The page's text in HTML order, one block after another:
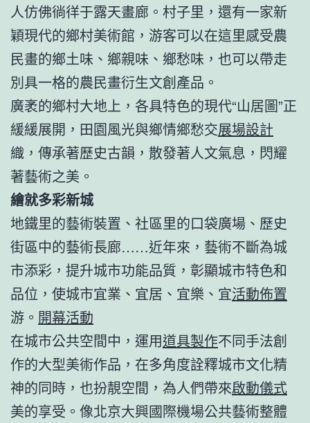
人仿佛徜徉于露天畫廊。村子里，還有一家新
穎現代的鄉村美術館，游客可以在這里感受農
民畫的鄉土味、鄉親味、鄉愁味，也可以帶走
別具一格的農民畫衍生文創產品。
廣袤的鄉村大地上，各具特色的現代“山居圖”正
緩緩展開，田園風光與鄉情鄉愁交展場設計
織，傳承著歷史古韻，散發著人文氣息，閃耀
著藝術之美。
繪就多彩新城
地鐵里的藝術裝置、社區里的口袋廣場、歷史
街區中的藝術長廊……近年來，藝術不斷為城
市添彩，提升城市功能品質，彰顯城市特色和
品位，使城市宜業、宜居、宜樂、宜活動佈置
游。 開幕活動
在城市公共空間中，運用道具製作不同手法創
作的大型美術作品，在多角度詮釋城市文化精
神的同時，也扮靚空間，為人們帶來啟動儀式
美的享受。像北京大興國際機場公共藝術整體